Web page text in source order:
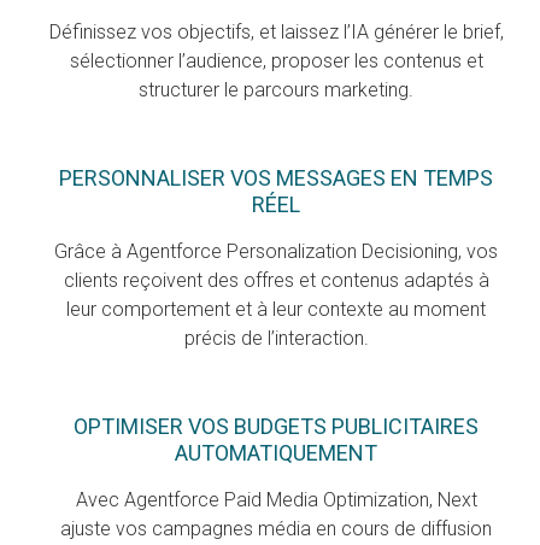
Définissez vos objectifs, et laissez l’IA générer le brief,
sélectionner l’audience, proposer les contenus et
structurer le parcours marketing.
PERSONNALISER VOS MESSAGES EN TEMPS
RÉEL
Grâce à Agentforce Personalization Decisioning, vos
clients reçoivent des offres et contenus adaptés à
leur comportement et à leur contexte au moment
précis de l’interaction.
OPTIMISER VOS BUDGETS PUBLICITAIRES
AUTOMATIQUEMENT
Avec Agentforce Paid Media Optimization, Next
ajuste vos campagnes média en cours de diffusion